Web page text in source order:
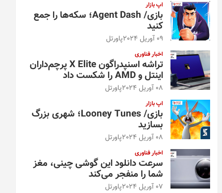
اپ بازار
بازی/ Agent Dash؛ سکه‌ها را جمع
کنید
09 آوریل 2024 پاورتل
اخبار فناوری
تراشه اسنپدراگون X Elite پرچم‌داران
اینتل و AMD را شکست داد
08 آوریل 2024 پاورتل
اپ بازار
بازی/ Looney Tunes؛ شهری بزرگ
بسازید
08 آوریل 2024 پاورتل
اخبار فناوری
سرعت دانلود این گوشی چینی، مغز
شما را منفجر می‌کند
07 آوریل 2024 پاورتل